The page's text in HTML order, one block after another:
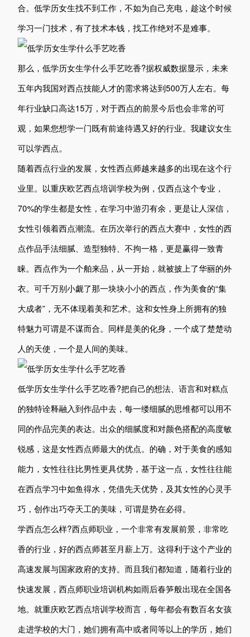
合。低学历女生找不到工作，不如为自己充电，趁这个时候
学习一门技术，有了技术本钱，找工作绝对不是难事。
那么，低学历女生学什么手艺吃香?据权威数据显示，未来
五年内我国对西点技能人才的需求将达到500万人左右。每
年行业缺口高达15万，对于西点的前景今后也会非常的可
观，如果您想学一门既有前途待遇又好的行业。我建议女生
可以学西点。
随着西点行业的发展，女性西点师越来越多的出现在这个行
业里。以重庆欧艺西点培训学校为例，仅西点这个专业，
70%的学生都是女性，在学习中游刃有余，更是让人深信，
女性引领着西点潮流。在历次举行的西点大赛中，女性的西
点作品手法细腻、造型独特、不拘一格，更是赢得一致青
睐。西点作为一个舶来品，从一开始，就被披上了华丽的外
衣。可千万别小觑了那一块块小小的西点，作为美食的“集
大成者”，无不体现着美和艺术。这和女性身上所拥有的独
特魅力可谓是不谋而合。同样是美的化身，一个成了楚楚动
人的天使，一个是人间的美味。
低学历女生学什么手艺吃香?把自己的想法、语言和对糕点
的独特诠释融入到作品中去，每一缕细腻的思维都可以用不
同的作品完美的表达。出众的细腻度和对颜色搭配的高度敏
锐感，这是女性西点师最大的优点。的确，对于美食的感知
能力，女性往往比男性更具优势，基于这一点，女性往往能
在西点学习中如鱼得水，凭借先天优势，及其女性的心灵手
巧，创作出巧夺天工的美味，可谓是势在必得。
学西点怎么样?西点师职业，一个非常有发展前景，非常吃
香的行业，好的西点师甚至月薪上万。这得利于这个产业的
高速发展与国家政府的支持。而且我们都知道，随着行业的
快速发展，西点师职业培训机构如雨后春笋般出现在全国各
地。就重庆欧艺西点培训学校而言，每年都会有数百名女孩
走进学校的大门，她们拥有高中或者同等以上的学历，她们